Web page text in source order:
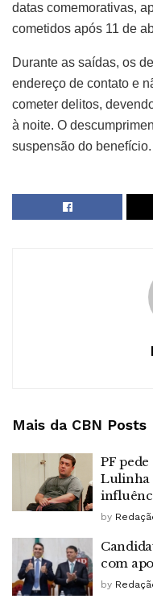
datas comemorativas,
cometidos após 11 de
Durante as saídas, os
endereço de contato e
cometer delitos,
à noite. O
suspensão do benefício.
Mais da CBN Posts
PF
Lulinha
by
com
by